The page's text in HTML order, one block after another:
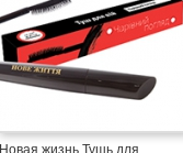
Новая жизнь Тушь для